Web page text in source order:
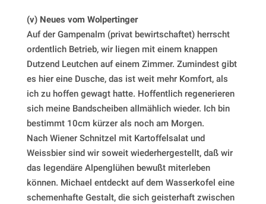
(v) Neues vom Wolpertinger
Auf der Gampenalm (privat bewirtschaftet) herrscht
ordentlich Betrieb, wir liegen mit einem knappen
Dutzend Leutchen auf einem Zimmer. Zumindest gibt
es hier eine Dusche, das ist weit mehr Komfort, als
ich zu hoffen gewagt hatte. Hoffentlich regenerieren
sich meine Bandscheiben allmählich wieder. Ich bin
bestimmt 10cm kürzer als noch am Morgen.
Nach Wiener Schnitzel mit Kartoffelsalat und
Weissbier sind wir soweit wiederhergestellt, daß wir
das legendäre Alpenglühen bewußt miterleben
können. Michael entdeckt auf dem Wasserkofel eine
schemenhafte Gestalt, die sich geisterhaft zwischen